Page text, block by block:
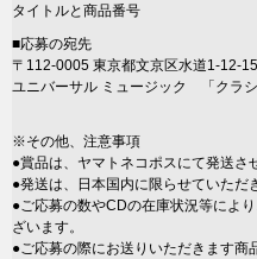
タイトルと商品番号
■応募の宛先
〒112-0005 東京都文京区水道1-12-
ユニバーサル ミュージック 「クラ
※その他、注意事項
●賞品は、ヤマトネコポスにて発送さ
●発送は、日本国内に限らせていた
●ご応募の数やCDの在庫状況等によ
ざいます。
●ご応募の際にお送りいただきます商